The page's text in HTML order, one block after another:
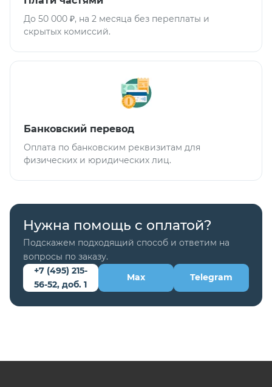
До 50 000 ₽, на 2 месяца без переплаты и
скрытых комиссий.
Банковский перевод
Оплата по банковским реквизитам для
физических и юридических лиц.
Нужна помощь с оплатой?
Подскажем подходящий способ и ответим на
вопросы по заказу.
+7 (495) 215-
56-52, доб. 1
Max Telegram